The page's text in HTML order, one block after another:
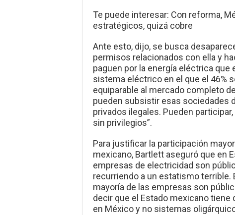
Te puede interesar: Con reforma,
estratégicos, quizá cobre
Ante esto, dijo, se busca
permisos relacionados con ella y
paguen por la energía eléctrica que
sistema eléctrico en el que el 46%
equiparable al mercado completo
pueden subsistir esas sociedades
privados ilegales. Pueden
sin privilegios”.
Para justificar la participación
mexicano, Bartlett aseguró que en
empresas de electricidad son
recurriendo a un estatismo terrible.
mayoría de las empresas son
decir que el Estado mexicano
en México y no sistemas